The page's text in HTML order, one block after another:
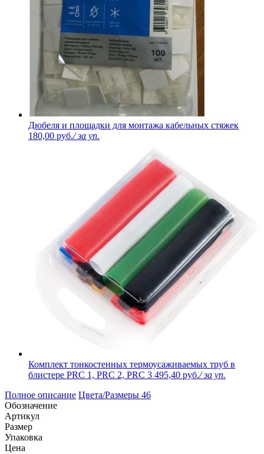
Дюбеля и площадки для монтажа кабельных стяжек
180,00 руб./ за уп.
Комплект тонкостенных термоусаживаемых труб в
блистере PRC 1, PRC 2, PRC 3 495,40 руб./ за уп.
Полное описание Цвета/Размеры 46
Обозначение
Артикул
Размер
Упаковка
Цена